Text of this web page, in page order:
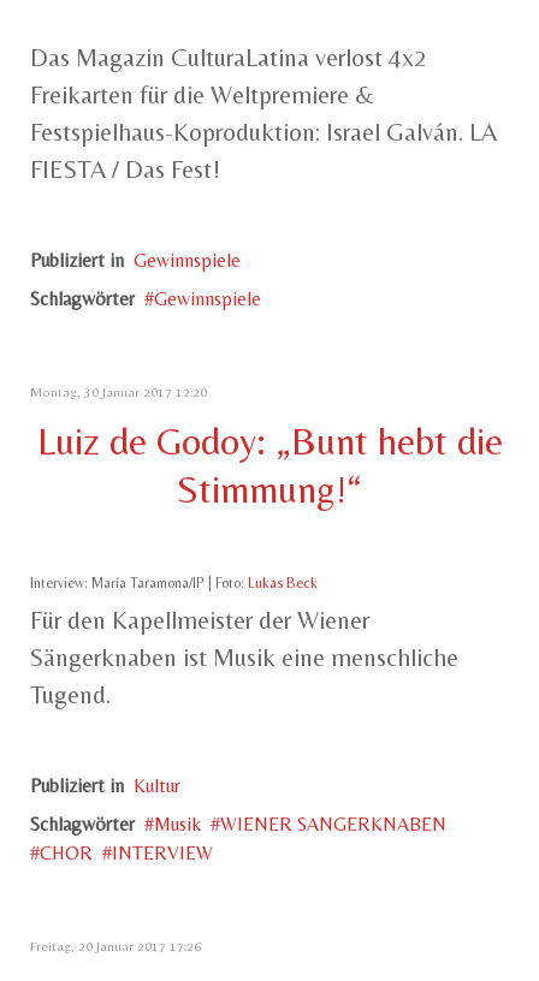
Das Magazin CulturaLatina verlost 4x2
Freikarten für die Weltpremiere &
Festspielhaus-Koproduktion: Israel Galván. LA
FIESTA / Das Fest!
Publiziert in Gewinnspiele
Schlagwörter
Gewinnspiele
Montag, 30 Januar 2017 12:20
Luiz de Godoy: „Bunt hebt die
Stimmung!“
Interview: María Taramona/IP | Foto: Lukas Beck
Für den Kapellmeister der Wiener
Sängerknaben ist Musik eine menschliche
Tugend.
Publiziert in Kultur
Schlagwörter
Musik
WIENER SANGERKNABEN
CHOR
INTERVIEW
Freitag, 20 Januar 2017 17:26